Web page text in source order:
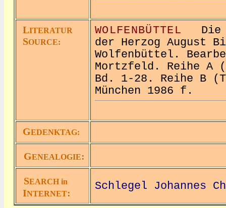
LITERATUR
SOURCE:
WOLFENBÜTTEL Die
der Herzog August
Wolfenbüttel.
Mortzfeld. Reihe A
Bd. 1-28. Reihe B
München 1986 f.
GEDENKTAG:
GENEALOGIE:
SEARCH in
INTERNET:
Schlegel Johannes